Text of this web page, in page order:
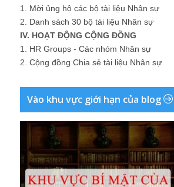
1. Mời ủng hộ các bộ tài liệu Nhân sự
2. Danh sách 30 bộ tài liệu Nhân sự
IV. HOẠT ĐỘNG CỘNG ĐỒNG
1. HR Groups - Các nhóm Nhân sự
2. Cộng đồng Chia sẻ tài liệu Nhân sự
Vào khu vực giới hạn của blog